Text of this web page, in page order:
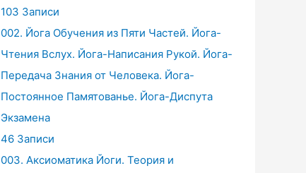
103 Записи
002. Йога Обучения из Пяти Частей. Йога-
Чтения Вслух. Йога-Написания Рукой. Йога-
Передача Знания от Человека. Йога-
Постоянное Памятованье. Йога-Диспута
Экзамена
46 Записи
003. Аксиоматика Йоги. Теория и